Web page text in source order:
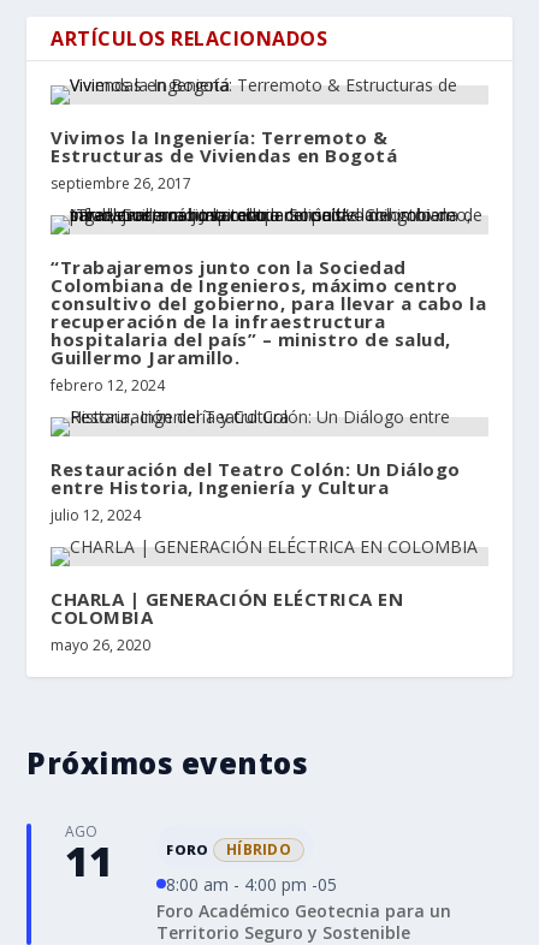
ARTÍCULOS RELACIONADOS
Vivimos la Ingeniería: Terremoto &
Estructuras de Viviendas en Bogotá
septiembre 26, 2017
“Trabajaremos junto con la Sociedad
Colombiana de Ingenieros, máximo centro
consultivo del gobierno, para llevar a cabo la
recuperación de la infraestructura
hospitalaria del país” – ministro de salud,
Guillermo Jaramillo.
febrero 12, 2024
Restauración del Teatro Colón: Un Diálogo
entre Historia, Ingeniería y Cultura
julio 12, 2024
CHARLA | GENERACIÓN ELÉCTRICA EN
COLOMBIA
mayo 26, 2020
Próximos eventos
AGO
11 FORO HÍBRIDO
8:00 am - 4:00 pm -05
Foro Académico Geotecnia para un
Territorio Seguro y Sostenible